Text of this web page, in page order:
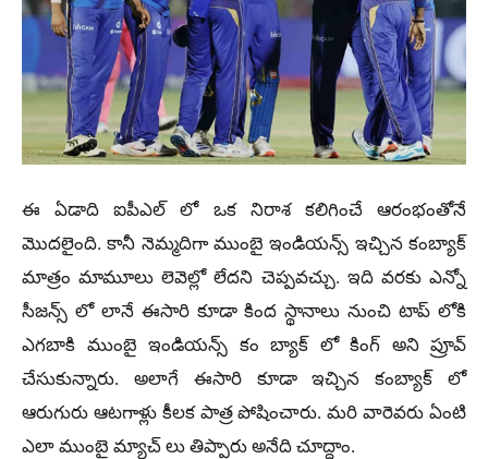
ఈ ఏడాది ఐపీఎల్ లో ఒక నిరాశ కలిగించే ఆరంభంతోనే
మొదలైంది. కానీ నెమ్మదిగా ముంబై ఇండియన్స్ ఇచ్చిన కంబ్యాక్
మాత్రం మామూలు లెవెల్లో లేదని చెప్పవచ్చు. ఇది వరకు ఎన్నో
సీజన్స్ లో లానే ఈసారి కూడా కింద స్థానాలు నుంచి టాప్ లోకి
ఎగబాకి ముంబై ఇండియన్స్ కం బ్యాక్ లో కింగ్ అని ప్రూవ్
చేసుకున్నారు. అలాగే ఈసారి కూడా ఇచ్చిన కంబ్యాక్ లో
ఆరుగురు ఆటగాళ్లు కీలక పాత్ర పోషించారు. మరి వారెవరు ఏంటి
ఎలా ముంబై మ్యాచ్ లు తిప్పారు అనేది చూద్దాం.